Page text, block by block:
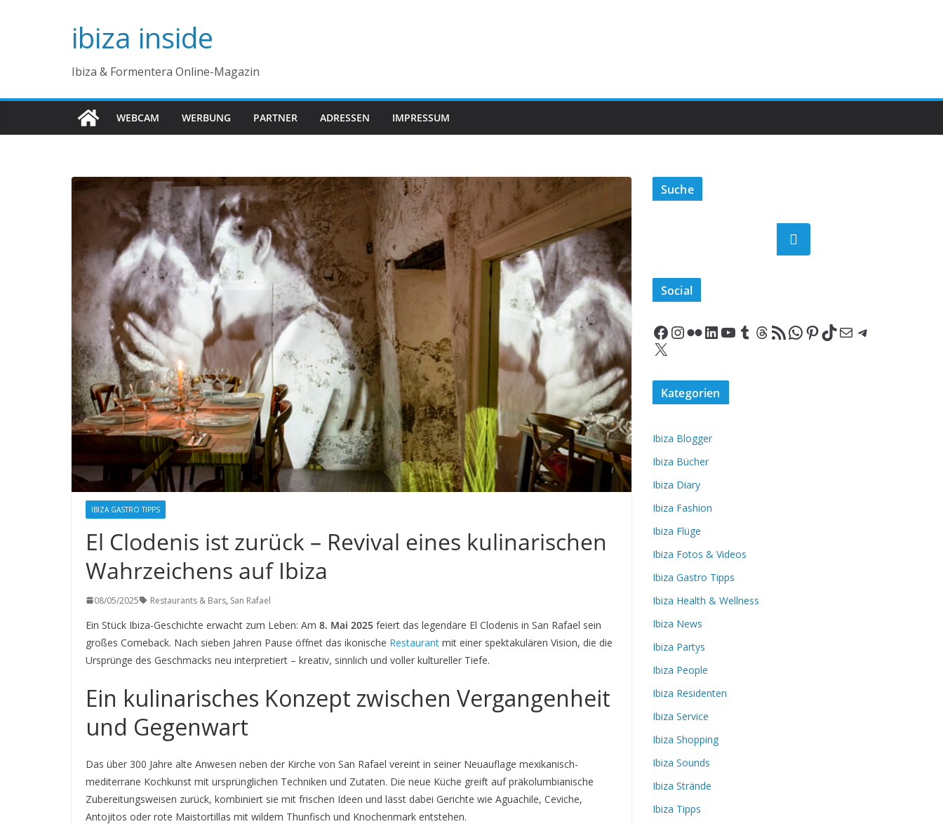
ibiza inside
Ibiza & Formentera Online-Magazin
WEBCAM WERBUNG PARTNER ADRESSEN IMPRESSUM
IBIZA GASTRO TIPPS
El Clodenis ist zurück – Revival eines kulinarischen
Wahrzeichens auf Ibiza
08/05/2025 Restaurants & Bars, San Rafael
Ein Stück Ibiza-Geschichte erwacht zum Leben: Am 8. Mai 2025 feiert das legendäre El Clodenis in San Rafael sein
großes Comeback. Nach sieben Jahren Pause öffnet das ikonische Restaurant mit einer spektakulären Vision, die die
Ursprünge des Geschmacks neu interpretiert – kreativ, sinnlich und voller kultureller Tiefe.
Ein kulinarisches Konzept zwischen Vergangenheit
und Gegenwart
Das über 300 Jahre alte Anwesen neben der Kirche von San Rafael vereint in seiner Neuauflage mexikanisch-
mediterrane Kochkunst mit ursprünglichen Techniken und Zutaten. Die neue Küche greift auf präkolumbianische
Zubereitungsweisen zurück, kombiniert sie mit frischen Ideen und lässt dabei Gerichte wie Aguachile, Ceviche,
Antojitos oder rote Maistortillas mit wildem Thunfisch und Knochenmark entstehen.
Suche
Suchen
Social
Facebook InstagramFlickr LinkedIn YouTube Tumblr Threads RSS-Feed WhatsApp Pinterest TikTok E-Mail Telegram
X
Kategorien
Ibiza Blogger
Ibiza Bücher
Ibiza Diary
Ibiza Fashion
Ibiza Flüge
Ibiza Fotos & Videos
Ibiza Gastro Tipps
Ibiza Health & Wellness
Ibiza News
Ibiza Partys
Ibiza People
Ibiza Residenten
Ibiza Service
Ibiza Shopping
Ibiza Sounds
Ibiza Strände
Ibiza Tipps